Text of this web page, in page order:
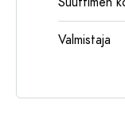
Valmistaja